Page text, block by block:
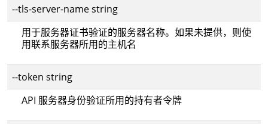
--tls-server-name string
用于服务器证书验证的服务器名称。如果未提供，则使
用联系服务器所用的主机名
--token string
API 服务器身份验证所用的持有者令牌